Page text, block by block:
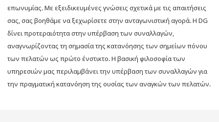
επωνυμίας. Με εξειδικευμένες γνώσεις σχετικά με τις απαιτήσεις
σας, σας βοηθάμε να ξεχωρίσετε στην ανταγωνιστική αγορά. Η DG
δίνει προτεραιότητα στην υπέρβαση των συναλλαγών,
αναγνωρίζοντας τη σημασία της κατανόησης των σημείων πόνου
των πελατών ως πρώτο ένστικτο. Η βασική φιλοσοφία των
υπηρεσιών μας περιλαμβάνει την υπέρβαση των συναλλαγών για
την πραγματική κατανόηση της ουσίας των αναγκών των πελατών.